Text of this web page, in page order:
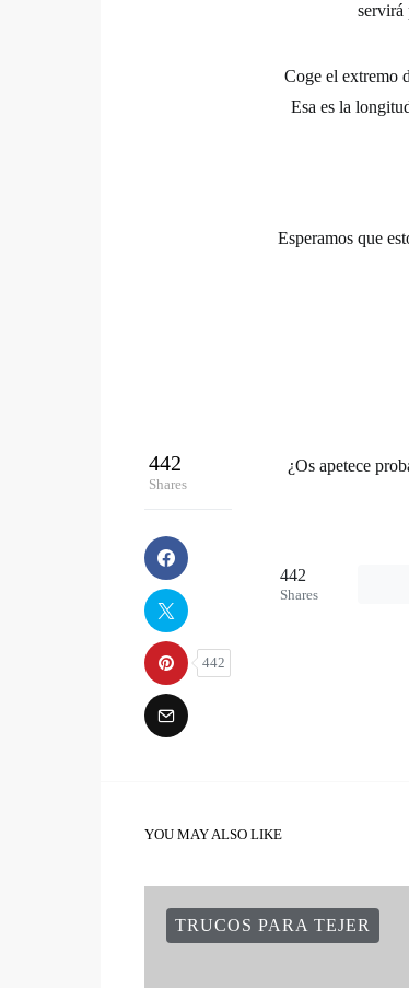
442
Shares
442
servirá
Coge el extremo
Esa es la
Esperamos que
¿Os apetece
442
Shares
YOU MAY ALSO LIKE
TRUCOS PARA TEJER